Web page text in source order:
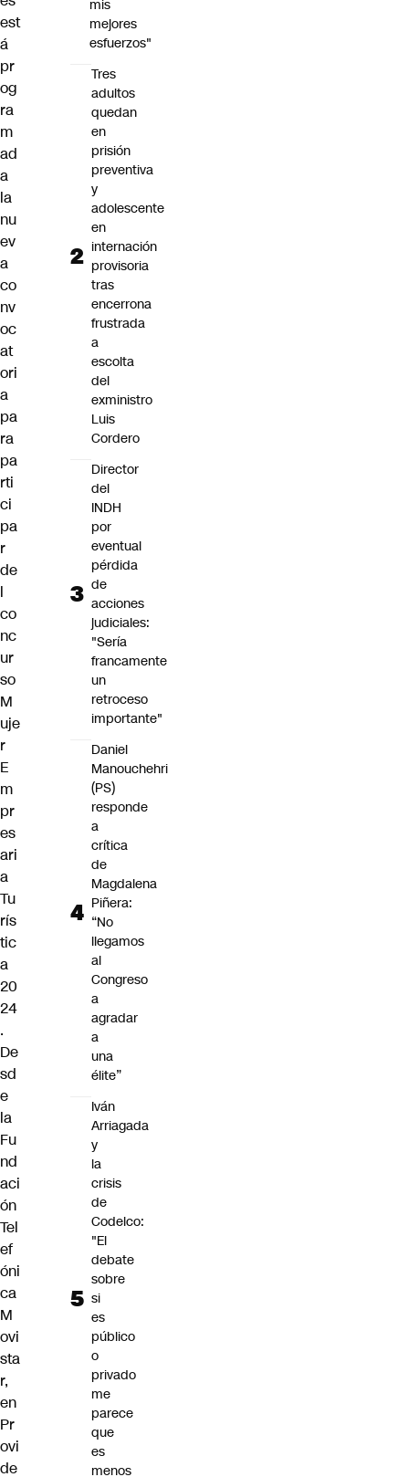
est
á
pr
og
ra
m
ad
a
la
nu
ev
a
co
nv
oc
at
ori
a
pa
ra
pa
rti
ci
pa
r
de
l
co
nc
ur
so
M
uje
r
E
m
pr
es
ari
a
Tu
rís
tic
a
20
24
.
De
sd
e
la
Fu
nd
aci
ón
Tel
ef
óni
ca
M
ovi
sta
r,
en
Pr
ovi
de
mis
mejores
esfuerzos"
Tres
adultos
quedan
en
prisión
preventiva
y
adolescente
en
internación
provisoria
tras
encerrona
frustrada
a
escolta
del
exministro
Luis
Cordero
Director
del
INDH
por
eventual
pérdida
de
acciones
judiciales:
"Sería
francamente
un
retroceso
importante"
Daniel
Manouchehri
(PS)
responde
a
crítica
de
Magdalena
Piñera:
“No
llegamos
al
Congreso
a
agradar
a
una
élite”
Iván
Arriagada
y
la
crisis
de
Codelco:
"El
debate
sobre
si
es
público
o
privado
me
parece
que
es
menos